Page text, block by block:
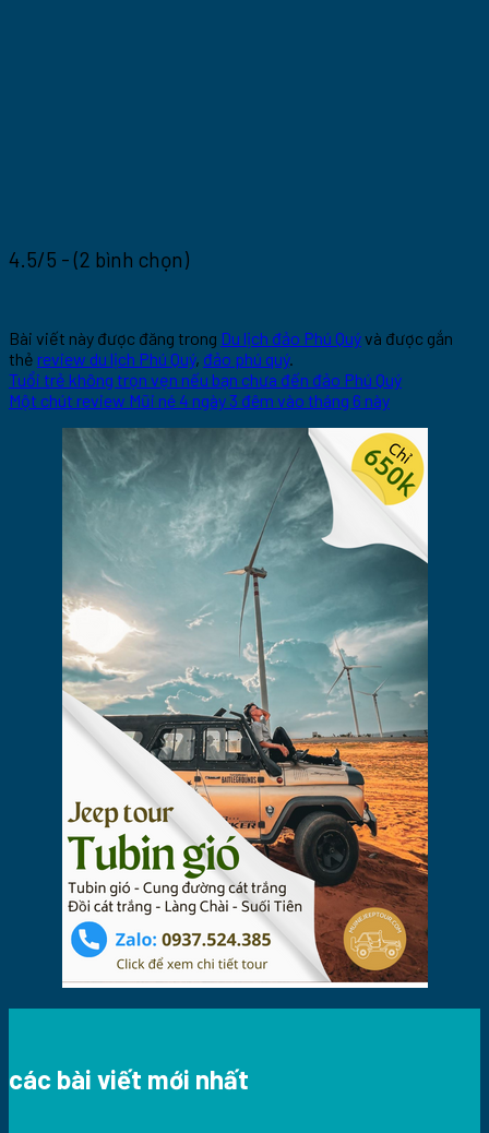
4.5/5 - (2 bình chọn)
Bài viết này được đăng trong Du lịch đảo Phú Quývà được gắn
thẻ review du lịch Phú Quý, đảo phú quý.
Tuổi trẻ không trọn vẹn nếu bạn chưa đến đảo Phú Quý
Một chút review Mũi né 4 ngày 3 đêm vào tháng 6 này
các bài viết mới nhất